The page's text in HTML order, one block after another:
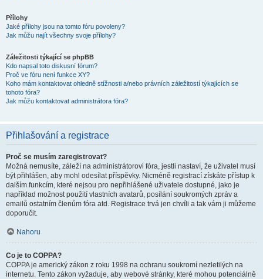
Přílohy
Jaké přílohy jsou na tomto fóru povoleny?
Jak můžu najít všechny svoje přílohy?
Záležitosti týkající se phpBB
Kdo napsal toto diskusní fórum?
Proč ve fóru není funkce XY?
Koho mám kontaktovat ohledně stížnosti a/nebo právních záležitostí týkajících se
tohoto fóra?
Jak můžu kontaktovat administrátora fóra?
Přihlašování a registrace
Proč se musím zaregistrovat?
Možná nemusíte, záleží na administrátorovi fóra, jestli nastaví, že uživatel musí
být přihlášen, aby mohl odesílat příspěvky. Nicméně registrací získáte přístup k
dalším funkcím, které nejsou pro nepřihlášené uživatele dostupné, jako je
například možnost použití vlastních avatarů, posílání soukromých zpráv a
emailů ostatním členům fóra atd. Registrace trvá jen chvíli a tak vám ji můžeme
doporučit.
Nahoru
Co je to COPPA?
COPPA je americký zákon z roku 1998 na ochranu soukromí nezletilých na
internetu. Tento zákon vyžaduje, aby webové stránky, které mohou potenciálně